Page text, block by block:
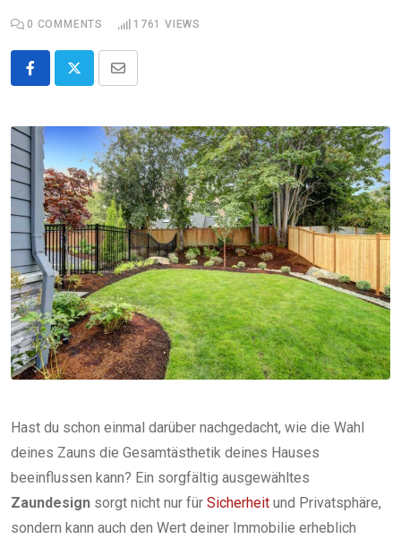
0 COMMENTS 1761 VIEWS
Share
Email
Hast du schon einmal darüber nachgedacht, wie die Wahl
deines Zauns die Gesamtästhetik deines Hauses
beeinflussen kann? Ein sorgfältig ausgewähltes
Zaundesign sorgt nicht nur für Sicherheit und Privatsphäre,
sondern kann auch den Wert deiner Immobilie erheblich